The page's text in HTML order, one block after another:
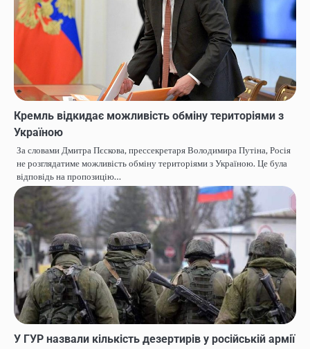
Кремль відкидає можливість обміну територіями з
Україною
За словами Дмитра Пєскова, прессекретаря Володимира Путіна, Росія
не розглядатиме можливість обміну територіями з Україною. Це була
відповідь на пропозицію…
У ГУР назвали кількість дезертирів у російській армії